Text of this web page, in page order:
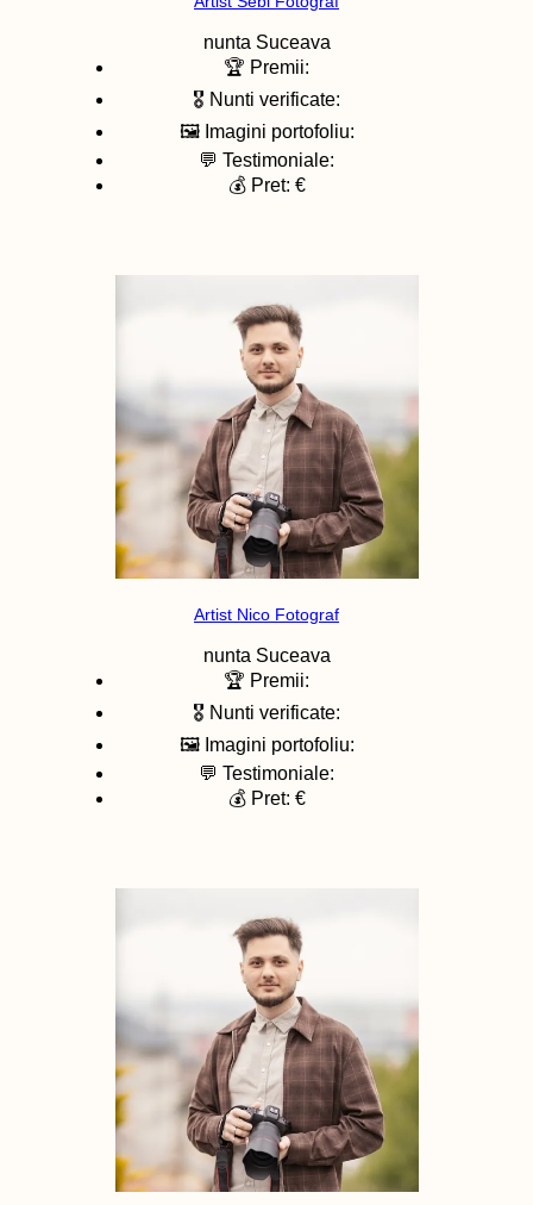
nunta Suceava
🏆 Premii:
🎖️ Nunti verificate:
🖼️ Imagini portofoliu:
💬 Testimoniale:
💰 Pret: €
Artist Nico Fotograf
nunta Suceava
🏆 Premii:
🎖️ Nunti verificate:
🖼️ Imagini portofoliu:
💬 Testimoniale:
💰 Pret: €